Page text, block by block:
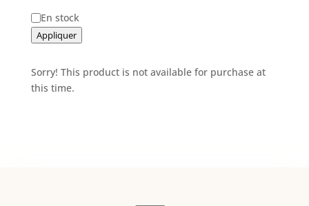
Disponibilité
En stock
Appliquer
Sorry! This product is not available for purchase at
this time.